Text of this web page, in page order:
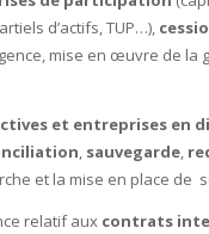
d’actifs, TUP…),
mise en œuvre de la
et entreprises en
, sauvegarde,
et la mise en place de
relatif aux contrats